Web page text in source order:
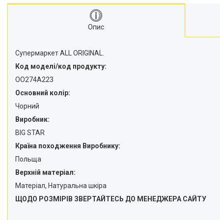
Опис
Супермаркет ALL ORIGINAL.
Код моделі/код продукту:
OO274A223
Основний колір:
Чорний
Виробник:
BIG STAR
Країна походження Виробнику:
Польща
Верхній матеріал:
Матеріал, Натуральна шкіра
ЩОДО РОЗМІРІВ ЗВЕРТАЙТЕСЬ ДО МЕНЕДЖЕРА САЙТУ